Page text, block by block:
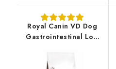
Royal Canin VD Dog
Gastrointestinal Low